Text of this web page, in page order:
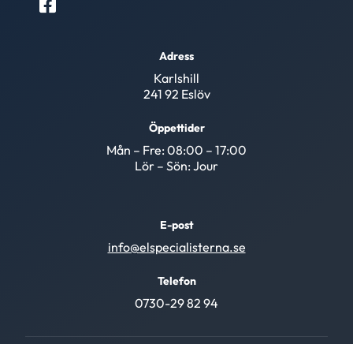
Adress
Karlshill
241 92 Eslöv
Öppettider
Mån – Fre: 08:00 – 17:00
Lör – Sön: Jour
E-post
info@elspecialisterna.se
Telefon
0730-29 82 94